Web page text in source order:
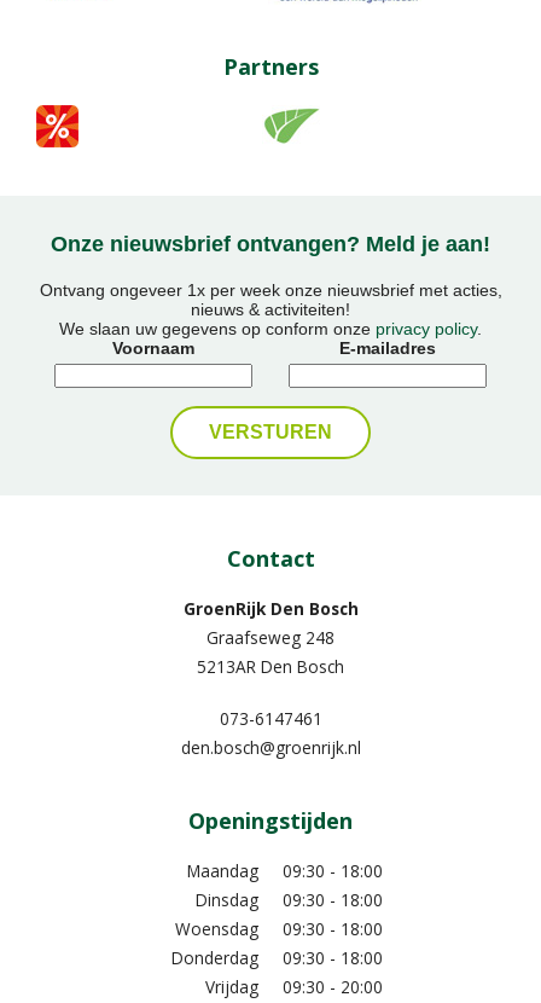
Partners
Onze nieuwsbrief ontvangen? Meld je aan!
Ontvang ongeveer 1x per week onze nieuwsbrief met acties,
nieuws & activiteiten!
We slaan uw gegevens op conform onze privacy policy.
Voornaam
E-mailadres
Contact
GroenRijk Den Bosch
Graafseweg 248
5213AR Den Bosch
073-6147461
den.bosch@groenrijk.nl
Openingstijden
Maandag
09:30 - 18:00
Dinsdag
09:30 - 18:00
Woensdag
09:30 - 18:00
Donderdag
09:30 - 18:00
Vrijdag
09:30 - 20:00